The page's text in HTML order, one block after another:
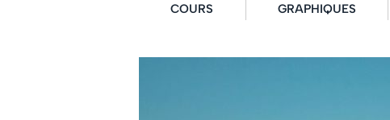
COURS GRAPHIQUES